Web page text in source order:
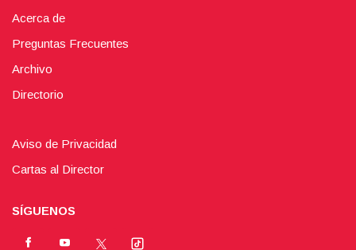
Acerca de
Preguntas Frecuentes
Archivo
Directorio
Aviso de Privacidad
Cartas al Director
SÍGUENOS